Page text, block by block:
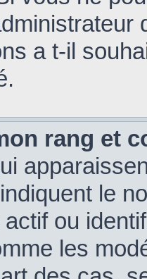
a t-il
rang et
indiquent le
ou
les